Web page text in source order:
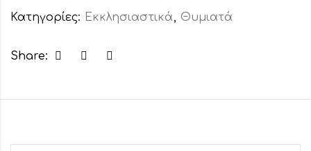
Κατηγορίες: Εκκλησιαστικά, Θυμιατά
Share: